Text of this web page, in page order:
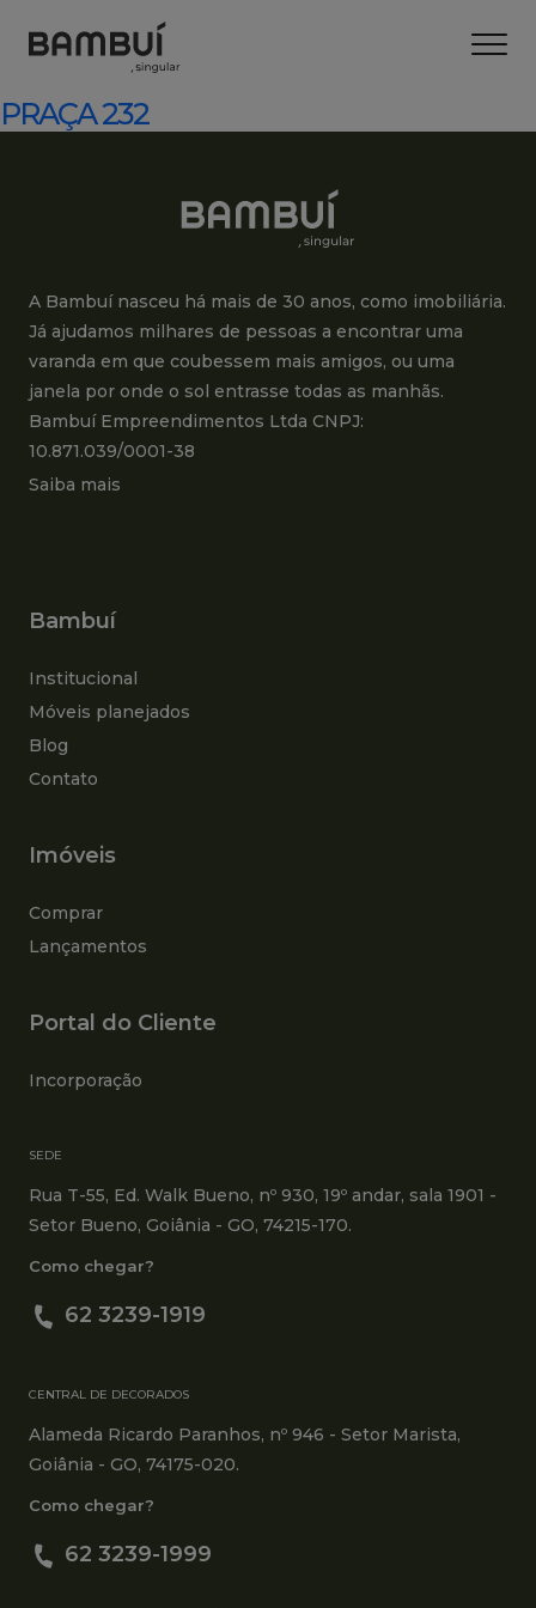
PRAÇA 232
A Bambuí nasceu há mais de 30 anos, como imobiliária.
Já ajudamos milhares de pessoas a encontrar uma
varanda em que coubessem mais amigos, ou uma
janela por onde o sol entrasse todas as manhãs.
Bambuí Empreendimentos Ltda CNPJ:
10.871.039/0001-38
Saiba mais
Bambuí
Institucional
Móveis planejados
Blog
Contato
Imóveis
Comprar
Lançamentos
Portal do Cliente
Incorporação
SEDE
Rua T-55, Ed. Walk Bueno, nº 930, 19º andar, sala 1901 -
Setor Bueno, Goiânia - GO, 74215-170.
Como chegar?
62 3239-1919
CENTRAL DE DECORADOS
Alameda Ricardo Paranhos, nº 946 - Setor Marista,
Goiânia - GO, 74175-020.
Como chegar?
62 3239-1999